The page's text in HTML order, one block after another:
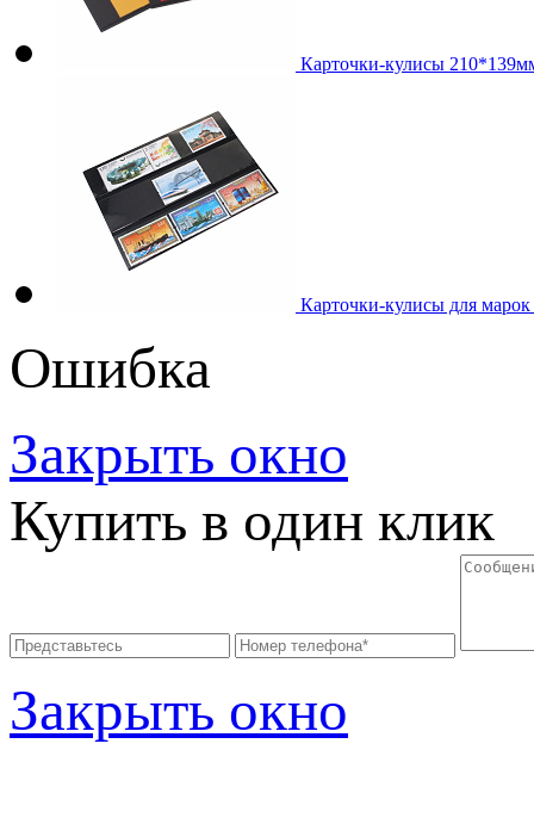
Карточки-кулисы
Карточки-кулисы для
Ошибка
Закрыть окно
Купить в один клик
Закрыть окно